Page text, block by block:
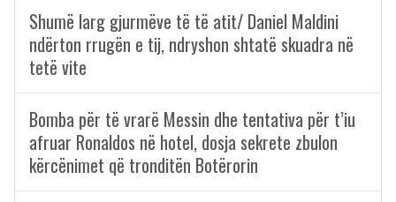
Shumë larg gjurmëve të të atit/ Daniel Maldini
ndërton rrugën e tij, ndryshon shtatë skuadra në
tetë vite
Bomba për të vrarë Messin dhe tentativa për t’iu
afruar Ronaldos në hotel, dosja sekrete zbulon
kërcënimet që tronditën Botërorin